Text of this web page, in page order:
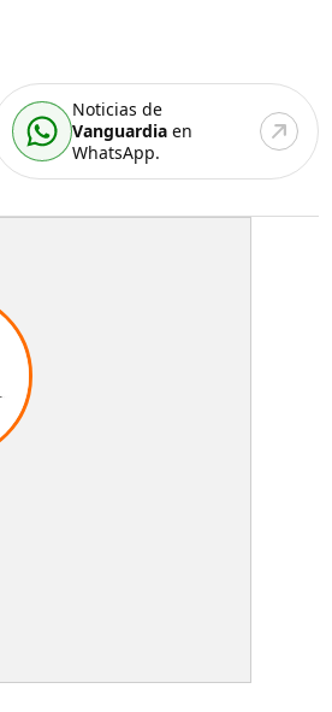
Noticias de
Vanguardia en
WhatsApp.